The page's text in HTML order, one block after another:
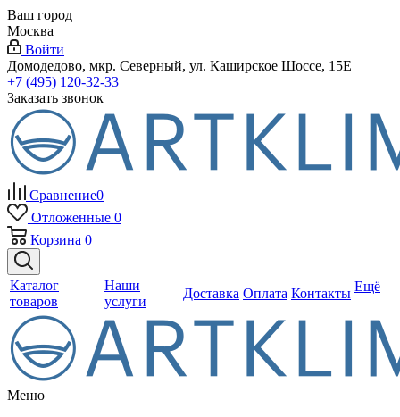
Ваш город
Москва
Войти
Домодедово, мкр. Северный, ул. Каширское Шоссе, 15Е
+7 (495) 120-32-33
Заказать звонок
Сравнение0
Отложенные 0
Корзина 0
Каталог
товаров
Наши
услуги
Доставка Оплата Контакты Ещё
Меню